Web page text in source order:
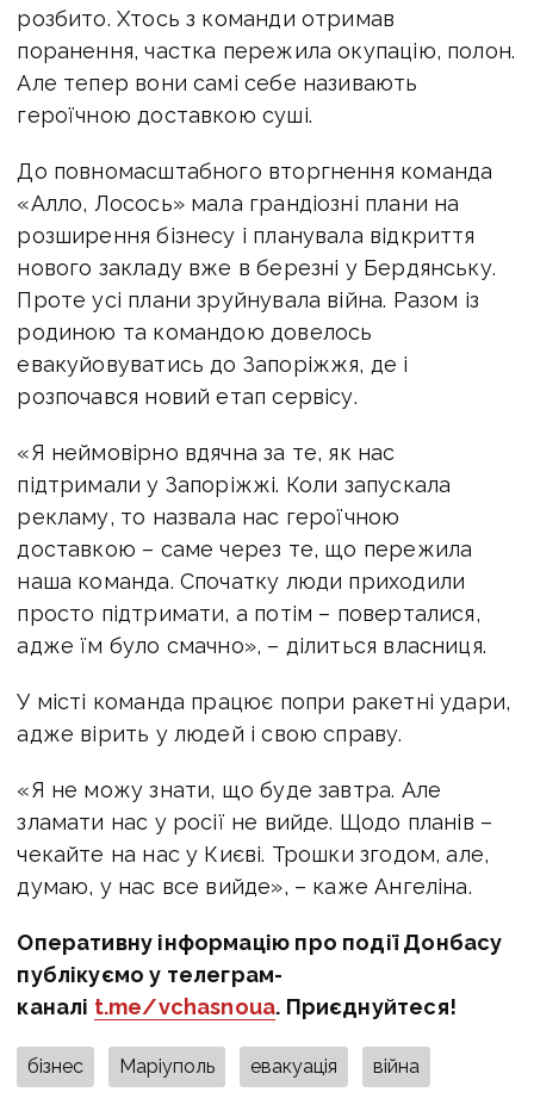
розбито. Хтось з команди отримав
поранення, частка пережила окупацію, полон.
Але тепер вони самі себе називають
героїчною доставкою суші.
До повномасштабного вторгнення команда
«Алло, Лосось» мала грандіозні плани на
розширення бізнесу і планувала відкриття
нового закладу вже в березні у Бердянську.
Проте усі плани зруйнувала війна. Разом із
родиною та командою довелось
евакуйовуватись до Запоріжжя, де і
розпочався новий етап сервісу.
«Я неймовірно вдячна за те, як нас
підтримали у Запоріжжі. Коли запускала
рекламу, то назвала нас героїчною
доставкою – саме через те, що пережила
наша команда. Спочатку люди приходили
просто підтримати, а потім – поверталися,
адже їм було смачно», – ділиться власниця.
У місті команда працює попри ракетні удари,
адже вірить у людей і свою справу.
«Я не можу знати, що буде завтра. Але
зламати нас у росії не вийде. Щодо планів –
чекайте на нас у Києві. Трошки згодом, але,
думаю, у нас все вийде», – каже Ангеліна.
Оперативну інформацію про події Донбасу
публікуємо у телеграм-
каналі t.me/vchasnoua. Приєднуйтеся!
бізнес Маріуполь евакуація війна